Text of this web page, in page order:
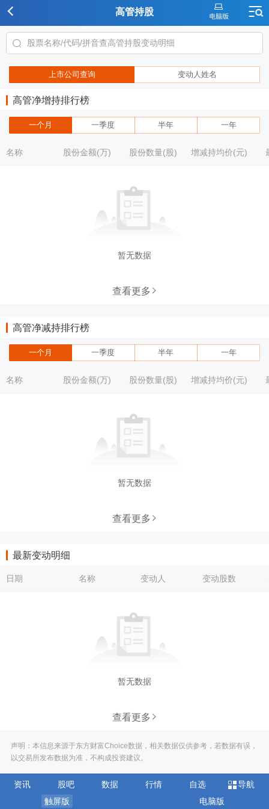
高管持股
上市公司查询 变动人姓名
高管净增持排行榜
一个月 一季度 半年 一年
名称 股份金额(万) 股份数量(股) 增减持均价(元)
暂无数据
查看更多
高管净减持排行榜
一个月 一季度 半年 一年
名称 股份金额(万) 股份数量(股) 增减持均价(元)
暂无数据
查看更多
最新变动明细
日期 名称 变动人 变动股数
暂无数据
查看更多
声明：本信息来源于东方财富Choice数据，相关数据仅供参考，若数据有误，
以交易所发布数据为准，不构成投资建议。
资讯 股吧 数据 行情 自选
导航
触屏版
电脑版